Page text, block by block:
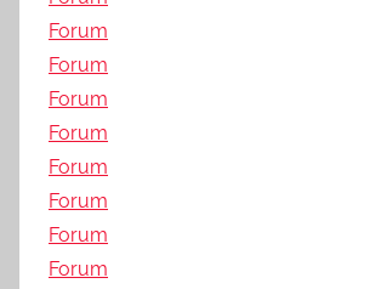
Forum
Forum
Forum
Forum
Forum
Forum
Forum
Forum